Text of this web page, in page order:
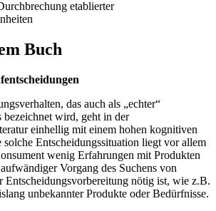
etablierter
Buch
das auch als „echter“
bezeichnet wird, geht in der
einhellig mit einem hohen kognitiven
Entscheidungssituation liegt vor allem
wenig Erfahrungen mit Produkten
Vorgang des Suchens von
Entscheidungsvorbereitung nötig ist, wie z.B.
unbekannter Produkte oder Bedürfnisse.